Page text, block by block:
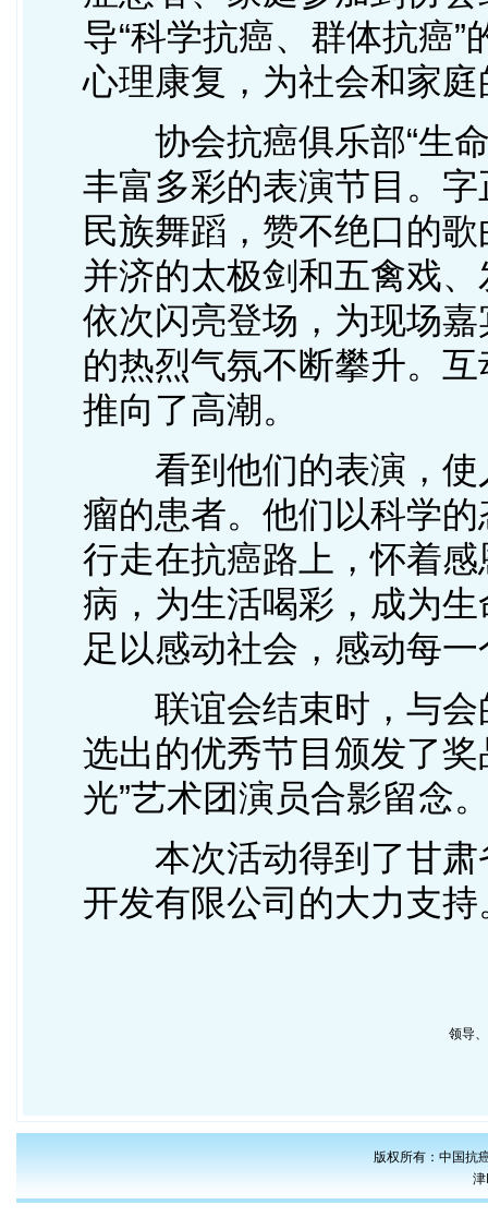
导“科学抗癌、群体抗癌
心理康复，为社会和家
协会抗癌俱乐部“生命
丰富多彩的表演节目。
民族舞蹈，赞不绝口的
并济的太极剑和五禽戏
依次闪亮登场，为现场
的热烈气氛不断攀升。
推向了高潮。
看到他们的表演，使
瘤的患者。他们以科学
行走在抗癌路上，怀着
病，为生活喝彩，成为
足以感动社会，感动每
联谊会结束时，与会
选出的优秀节目颁发了
光”艺术团演员合影留念
本次活动得到了甘肃
开发有限公司的大力支持
领导
版权所有：中国抗